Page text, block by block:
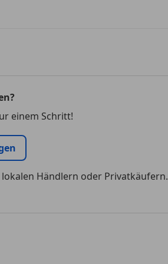
einem Schritt!
Händlern oder Privatkäufern.